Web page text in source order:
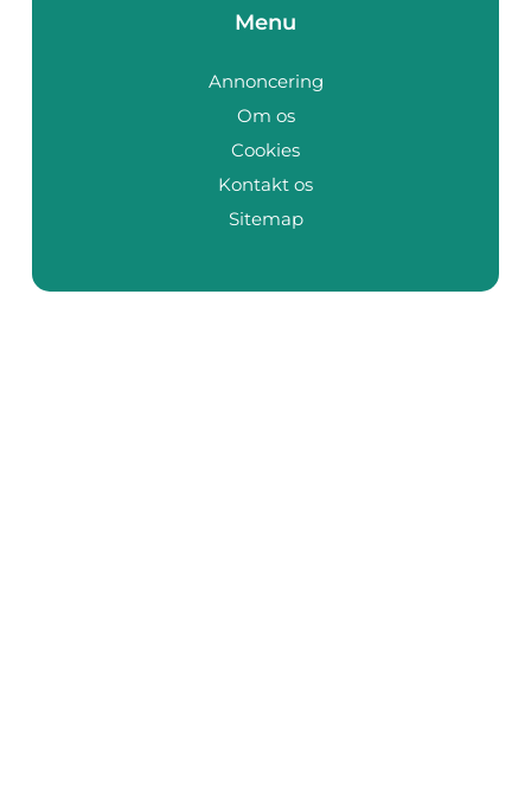
Menu
Annoncering
Om os
Cookies
Kontakt os
Sitemap